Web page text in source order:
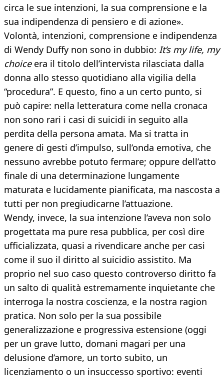
circa le sue intenzioni, la sua comprensione e la
sua indipendenza di pensiero e di azione».
Volontà, intenzioni, comprensione e indipendenza
di Wendy Duffy non sono in dubbio: It’s my life, my
choiceera il titolo dell’intervista rilasciata dalla
donna allo stesso quotidiano alla vigilia della
“procedura”. E questo, fino a un certo punto, si
può capire: nella letteratura come nella cronaca
non sono rari i casi di suicidi in seguito alla
perdita della persona amata. Ma si tratta in
genere di gesti d’impulso, sull’onda emotiva, che
nessuno avrebbe potuto fermare; oppure dell’atto
finale di una determinazione lungamente
maturata e lucidamente pianificata, ma nascosta a
tutti per non pregiudicarne l’attuazione.
Wendy, invece, la sua intenzione l’aveva non solo
progettata ma pure resa pubblica, per così dire
ufficializzata, quasi a rivendicare anche per casi
come il suo il diritto al suicidio assistito. Ma
proprio nel suo caso questo controverso diritto fa
un salto di qualità estremamente inquietante che
interroga la nostra coscienza, e la nostra ragion
pratica. Non solo per la sua possibile
generalizzazione e progressiva estensione (oggi
per un grave lutto, domani magari per una
delusione d’amore, un torto subito, un
licenziamento o un insuccesso sportivo: eventi